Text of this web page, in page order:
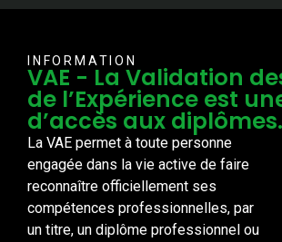
INFORMATION
VAE - La Validation
de l’Expérience est
d’accès aux diplômes.
La VAE permet à toute personne
engagée dans la vie active de faire
reconnaître officiellement ses
compétences professionnelles, par
un titre, un diplôme professionnel ou